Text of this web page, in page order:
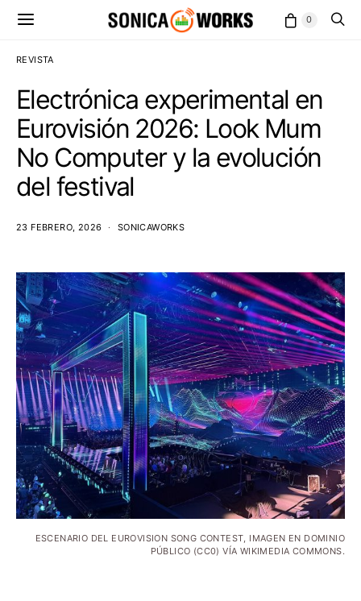
0
REVISTA
Electrónica experimental en
Eurovisión 2026: Look Mum
No Computer y la evolución
del festival
23 FEBRERO, 2026 SONICAWORKS
ESCENARIO DEL EUROVISION SONG CONTEST, IMAGEN EN DOMINIO
PÚBLICO (CC0) VÍA WIKIMEDIA COMMONS.